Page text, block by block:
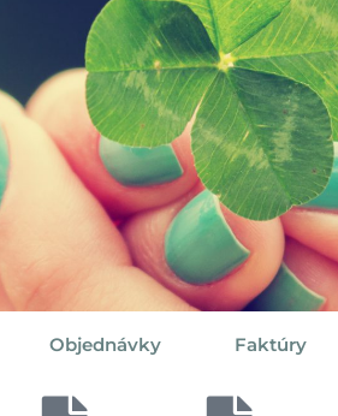
Objednávky Faktúry